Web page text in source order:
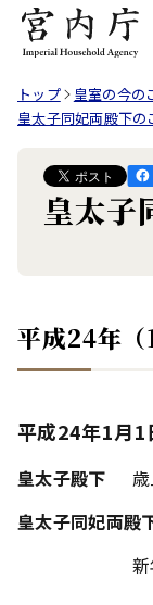
トップ 皇室の今の
皇太子同妃両殿下の
皇太子
平成24年（
平成24年1月1
皇太子殿下
皇太子同妃両殿